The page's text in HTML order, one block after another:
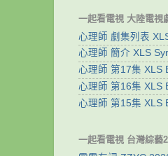
一起看電視 大陸電視
心理師 劇集列表
心理師 簡介 XLS
心理師 第17集 XLS
心理師 第16集 XLS
心理師 第15集 XLS
一起看電視 台灣綜藝